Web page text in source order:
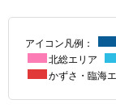
アイコン凡例：
北総エリア
かずさ・臨海